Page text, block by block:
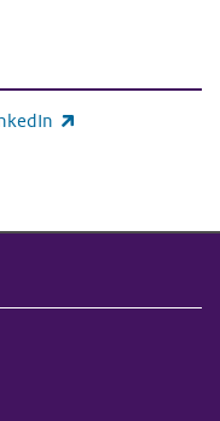
link)